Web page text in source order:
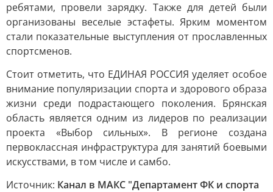
ребятами, провели зарядку. Также для детей были
организованы веселые эстафеты. Ярким моментом
стали показательные выступления от прославленных
спортсменов.
Стоит отметить, что ЕДИНАЯ РОССИЯ уделяет особое
внимание популяризации спорта и здорового образа
жизни среди подрастающего поколения. Брянская
область является одним из лидеров по реализации
проекта «Выбор сильных». В регионе создана
первоклассная инфраструктура для занятий боевыми
искусствами, в том числе и самбо.
Источник: Канал в МАКС "Департамент ФК и спорта